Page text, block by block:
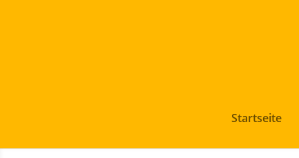
Startseite